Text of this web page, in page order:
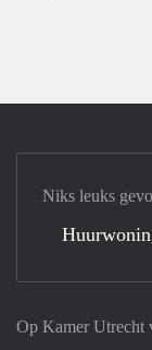
Op Kamer Utrecht
Niks leuks